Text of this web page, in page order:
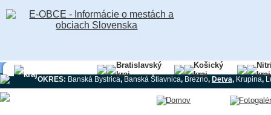
kraj
Bratislavský
kraj
Košický
kraj
kraj
OKRES: Banská Bystrica, Banská Štiavnica, Brezno, Detva, Krupina,